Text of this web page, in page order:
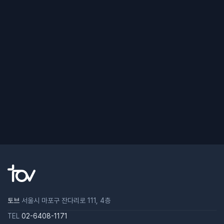
토브 서울시 마포구 잔다리로 111, 4층
TEL 02-6408-1171